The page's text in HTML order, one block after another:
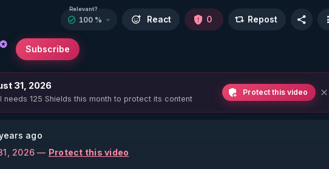
Subscribe
Relevant?
100 % React 0 Repost
31, 2026
needs 125 Shields this month to protect its content
Protect this video
ago
2026 — Protect this video